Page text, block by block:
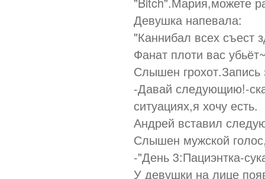
Девушка напевала:
"Каннибал всех съест
Фанат плоти вас
Слышен
-Давай следующию!-
ситуациях,я хочу есть.
Андрей вставил
Слышен мужской
-"День 3:Пациэнтка-
У девушки на лице